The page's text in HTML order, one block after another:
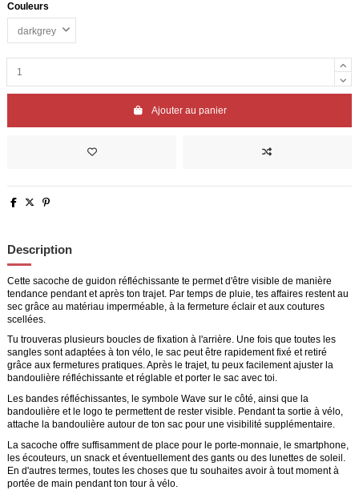
Couleurs
Ajouter au panier
Description
Cette sacoche de guidon réfléchissante te permet d'être visible de manière
tendance pendant et après ton trajet. Par temps de pluie, tes affaires restent au
sec grâce au matériau imperméable, à la fermeture éclair et aux coutures
scellées.
Tu trouveras plusieurs boucles de fixation à l'arrière. Une fois que toutes les
sangles sont adaptées à ton vélo, le sac peut être rapidement fixé et retiré
grâce aux fermetures pratiques. Après le trajet, tu peux facilement ajuster la
bandoulière réfléchissante et réglable et porter le sac avec toi.
Les bandes réfléchissantes, le symbole Wave sur le côté, ainsi que la
bandoulière et le logo te permettent de rester visible. Pendant ta sortie à vélo,
attache la bandoulière autour de ton sac pour une visibilité supplémentaire.
La sacoche offre suffisamment de place pour le porte-monnaie, le smartphone,
les écouteurs, un snack et éventuellement des gants ou des lunettes de soleil.
En d'autres termes, toutes les choses que tu souhaites avoir à tout moment à
portée de main pendant ton tour à vélo.